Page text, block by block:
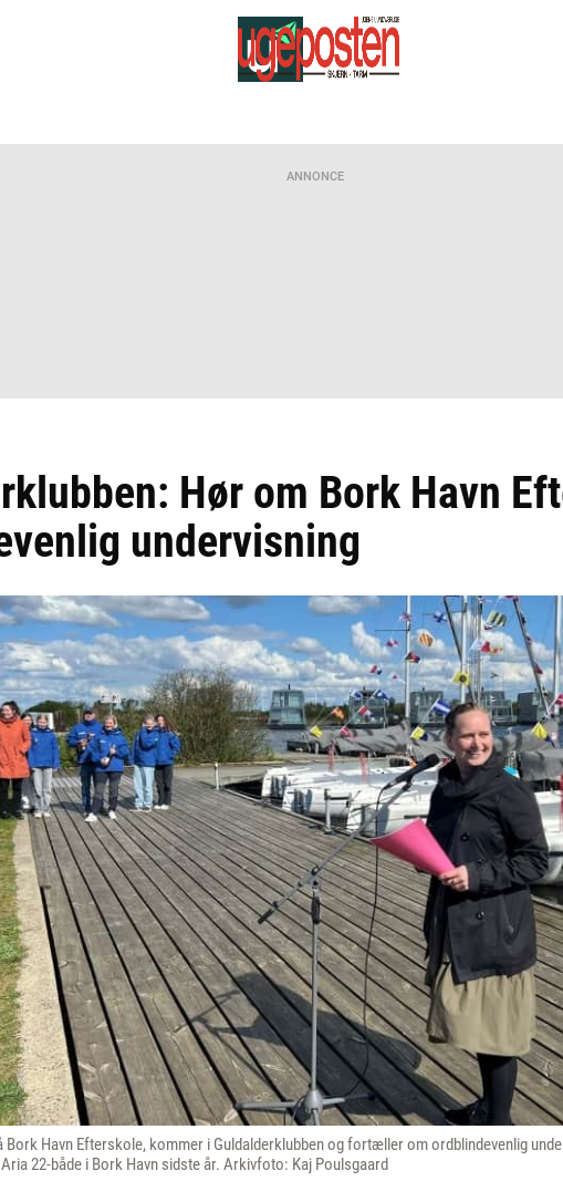
ANNONCE
Hør om Bork Havn
undervisning
Bork Havn Efterskole, kommer i Guldalderklubben og fortæller om ordblindevenlig
22-både i Bork Havn sidste år. Arkivfoto: Kaj Poulsgaard